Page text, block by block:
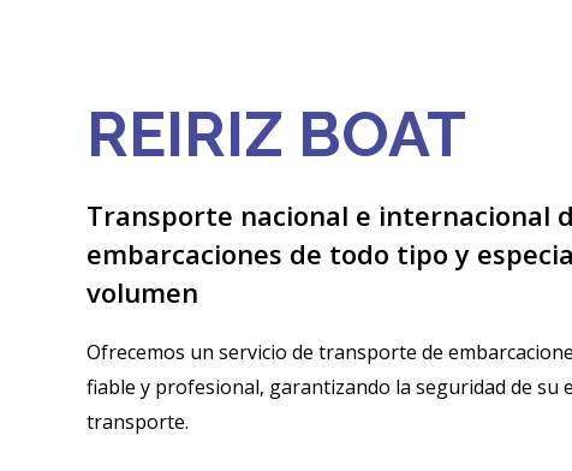
REIRIZ BOAT
Transporte nacional e internacional
embarcaciones de todo tipo y
volumen
Ofrecemos un servicio de transporte de
fiable y profesional, garantizando la seguridad de su
transporte.